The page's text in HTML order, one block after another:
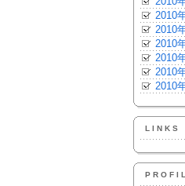
2010
2010
2010
2010
2010
2010
LINKS